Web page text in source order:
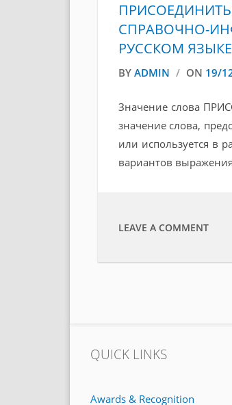
СПРАВОЧНО-
РУССКОМ
BY ADMIN / ON 19/
Значение слова
значение слова,
или используется в
вариантов
LEAVE A COMMENT
QUICK LINKS
Awards & Recognition